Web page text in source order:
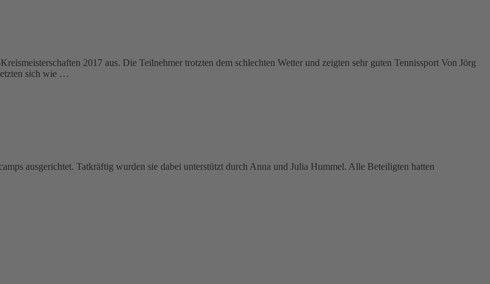
2017 aus. Die Teilnehmer trotzten dem schlechten Wetter und zeigten sehr guten Tennissport Von Jörg
sich wie …
ausgerichtet. Tatkräftig wurden sie dabei unterstützt durch Anna und Julia Hummel. Alle Beteiligten hatten